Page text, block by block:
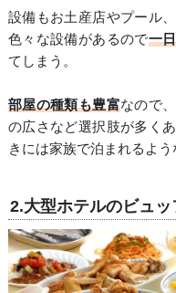
設備もお土産店やプール
色々な設備があるので一
てしまう。
部屋の種類も豊富なので
の広さなど選択肢が多く
きには家族で泊まれるよ
2.大型ホテルのビュ